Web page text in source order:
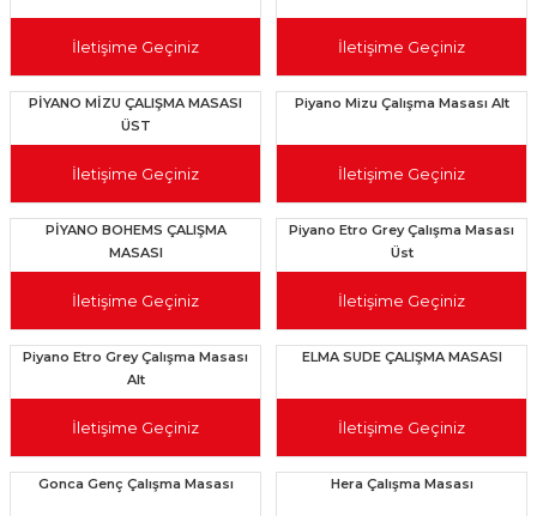
İletişime Geçiniz İletişime Geçiniz
PİYANO MİZU ÇALIŞMA MASASI
ÜST
İletişime Geçiniz
Piyano Mizu Çalışma Masası Alt
İletişime Geçiniz
PİYANO BOHEMS ÇALIŞMA
MASASI
İletişime Geçiniz
Piyano Etro Grey Çalışma Masası
Üst
İletişime Geçiniz
Piyano Etro Grey Çalışma Masası
Alt
İletişime Geçiniz
ELMA SUDE ÇALIŞMA MASASI
İletişime Geçiniz
Gonca Genç Çalışma Masası Hera Çalışma Masası